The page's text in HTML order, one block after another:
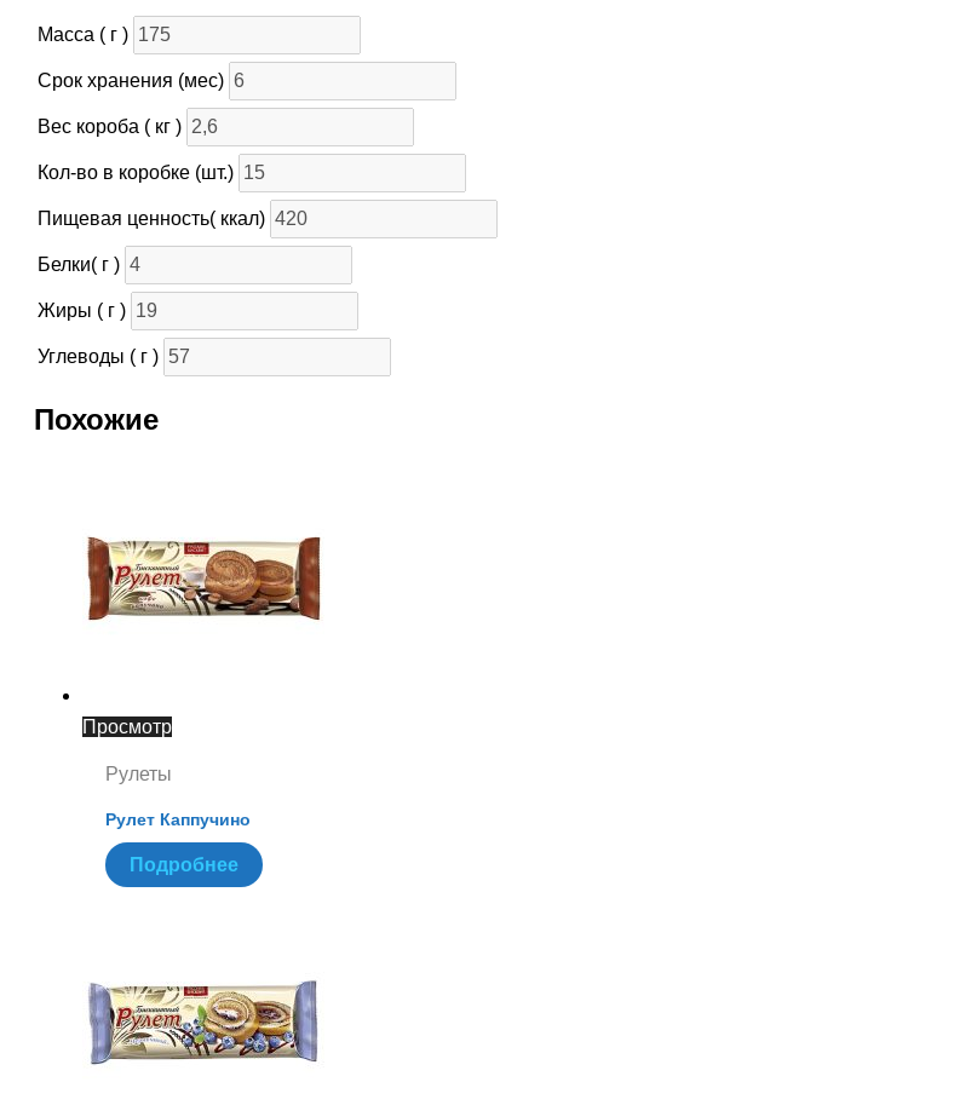
Масса ( г )
Срок хранения (мес)
Вес короба ( кг )
Кол-во в коробке (шт.)
Пищевая ценность( ккал)
Белки( г )
Жиры ( г )
Углеводы ( г )
Похожие
Просмотр
Рулеты
Рулет Каппучино
Подробнее